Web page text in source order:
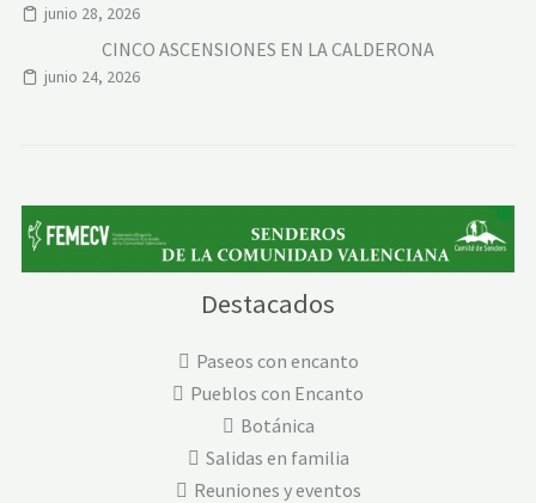
junio 28, 2026
CINCO ASCENSIONES EN LA CALDERONA
junio 24, 2026
Destacados
Paseos con encanto
Pueblos con Encanto
Botánica
Salidas en familia
Reuniones y eventos